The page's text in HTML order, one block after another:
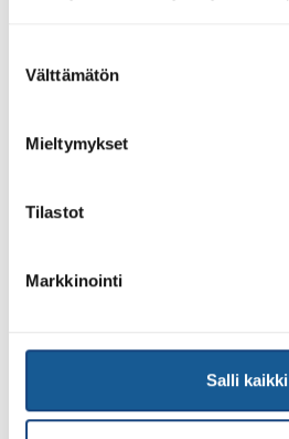
valinta
Välttämätön
Mieltymykset
Tilastot
Markkinointi
Salli kaikki